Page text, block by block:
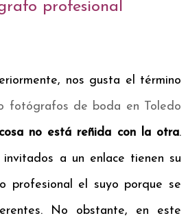
profesional
nos gusta el término
fotógrafos de boda en Toledo
no está reñida con la otra.
a un enlace tienen su
profesional el suyo porque se
No obstante, en este